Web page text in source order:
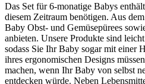
Das Set für 6-monatige Babys
diesem Zeitraum benötigen. Aus
Baby Obst- und Gemüsepürees
anbieten. Unsere Produkte sind
sodass Sie Ihr Baby sogar mit einer
ihres ergonomischen Designs
machen, wenn Ihr Baby von selbst
entdecken würde. Neben